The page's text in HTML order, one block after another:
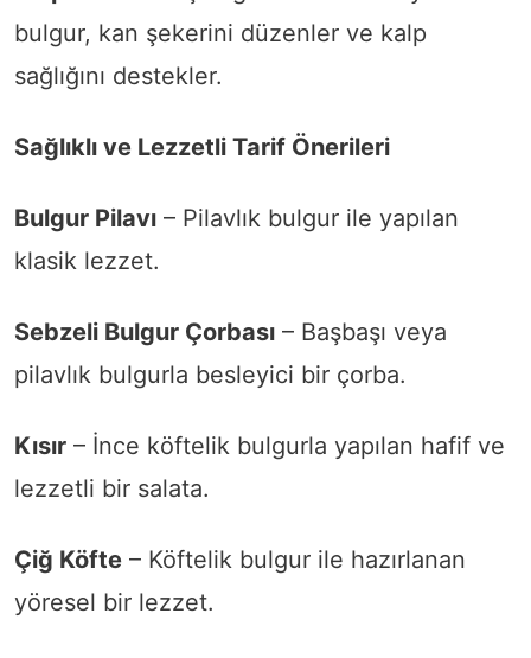
bulgur, kan şekerini düzenler ve kalp
sağlığını destekler.
Sağlıklı ve Lezzetli Tarif Önerileri
Bulgur Pilavı – Pilavlık bulgur ile yapılan
klasik lezzet.
Sebzeli Bulgur Çorbası – Başbaşı veya
pilavlık bulgurla besleyici bir çorba.
Kısır – İnce köftelik bulgurla yapılan hafif ve
lezzetli bir salata.
Çiğ Köfte – Köftelik bulgur ile hazırlanan
yöresel bir lezzet.